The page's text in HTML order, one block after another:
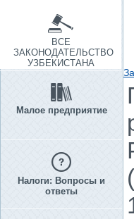
ВСЕ
ЗАКОНОДАТЕЛЬСТВО
УЗБЕКИСТАНА
Малое предприятие
Налоги: Вопросы и
ответы